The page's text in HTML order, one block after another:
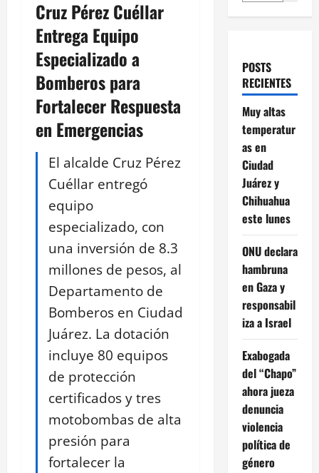
Cruz Pérez Cuéllar
Entrega Equipo
Especializado a
Bomberos para
Fortalecer Respuesta
en Emergencias
El alcalde Cruz Pérez
Cuéllar entregó
equipo
especializado, con
una inversión de 8.3
millones de pesos, al
Departamento de
Bomberos en Ciudad
Juárez. La dotación
incluye 80 equipos
de protección
certificados y tres
motobombas de alta
presión para
fortalecer la
POSTS
RECIENTES
Muy altas
temperatur
as en
Ciudad
Juárez y
Chihuahua
este lunes
ONU declara
hambruna
en Gaza y
responsabil
iza a Israel
Exabogada
del “Chapo”
ahora jueza
denuncia
violencia
política de
género